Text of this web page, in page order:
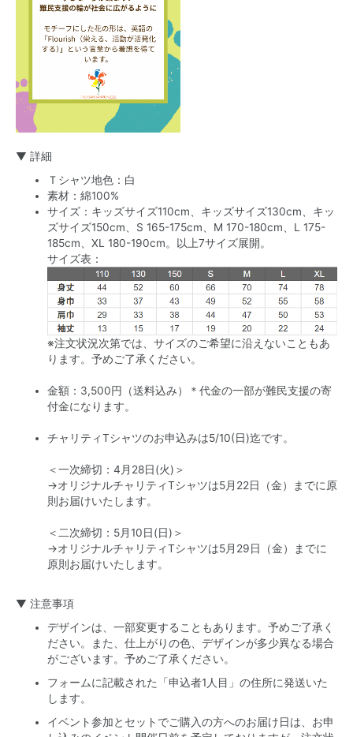
▼ 詳細
Ｔシャツ地色：白
素材：綿100%
サイズ：キッズサイズ110cm、キッズサイズ130cm、キッ
ズサイズ150cm、S 165-175cm、M 170-180cm、L 175-
185cm、XL 180-190cm。以上7サイズ展開。
サイズ表：
※注文状況次第では、サイズのご希望に沿えないこともあ
ります。予めご了承ください。
金額：3,500円（送料込み）＊代金の一部が難民支援の寄
付金になります。
チャリティTシャツのお申込みは5/10(日)迄です。
＜一次締切：4月28日(火)＞
→オリジナルチャリティTシャツは5月22日（金）までに原
則お届けいたします。
＜二次締切：5月10日(日)＞
→オリジナルチャリティTシャツは5月29日（金）までに
原則お届けいたします。
▼ 注意事項
デザインは、一部変更することもあります。予めご了承く
ださい。また、仕上がりの色、デザインが多少異なる場合
がございます。予めご了承ください。
フォームに記載された「申込者1人目」の住所に発送いた
します。
イベント参加とセットでご購入の方へのお届け日は、お申